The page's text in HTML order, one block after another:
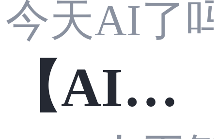
底改变
Boot 3.4
整合Spr
自定义
注解 +
今天AI了
【AI智